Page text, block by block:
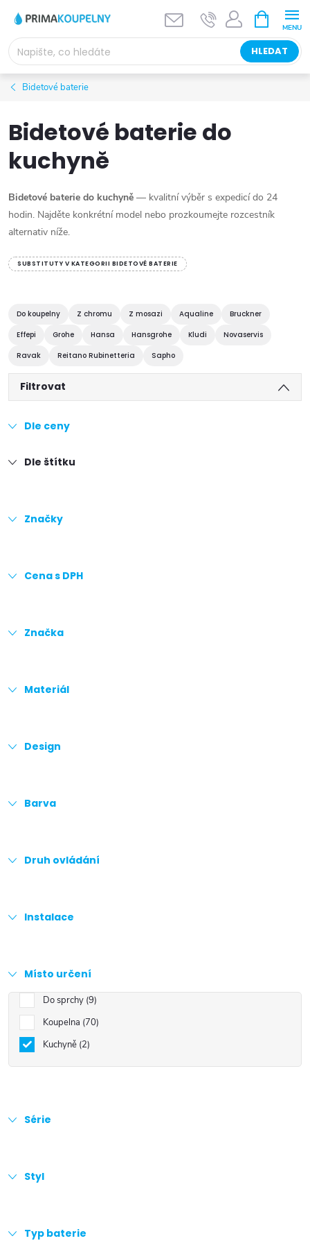
obsah
HLEDAT
NÁKUPNÍ
KOŠÍK
Bidetové baterie
Bidetové baterie do
kuchyně
Bidetové baterie do kuchyně — kvalitní výběr s expedicí do 24
hodin. Najděte konkrétní model nebo prozkoumejte rozcestník
alternativ níže.
SUBSTITUTY V KATEGORII BIDETOVÉ BATERIE
Do koupelny Z chromu Z mosazi Aqualine
Bruckner
Effepi
Grohe Hansa Hansgrohe Kludi
Novaservis
Ravak
Reitano Rubinetteria Sapho
Filtrovat
Dle ceny
Dle štítku
Značky
Cena s DPH
Značka
Materiál
Design
Barva
Druh ovládání
Instalace
Místo určení
Do sprchy 9
Koupelna 70
Kuchyně 2
Série
Styl
Typ baterie